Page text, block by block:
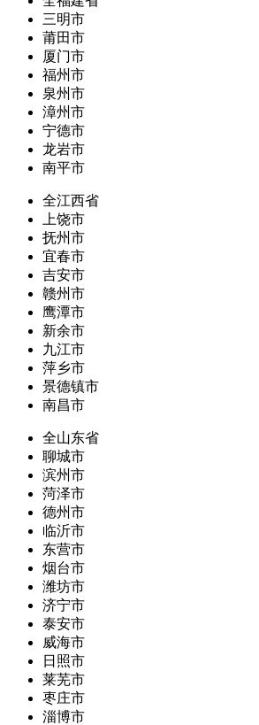
三明市
莆田市
厦门市
福州市
泉州市
漳州市
宁德市
龙岩市
南平市
全江西省
上饶市
抚州市
宜春市
吉安市
赣州市
鹰潭市
新余市
九江市
萍乡市
景德镇市
南昌市
全山东省
聊城市
滨州市
菏泽市
德州市
临沂市
东营市
烟台市
潍坊市
济宁市
泰安市
威海市
日照市
莱芜市
枣庄市
淄博市